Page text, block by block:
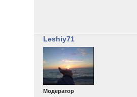
Leshiy71
Модератор